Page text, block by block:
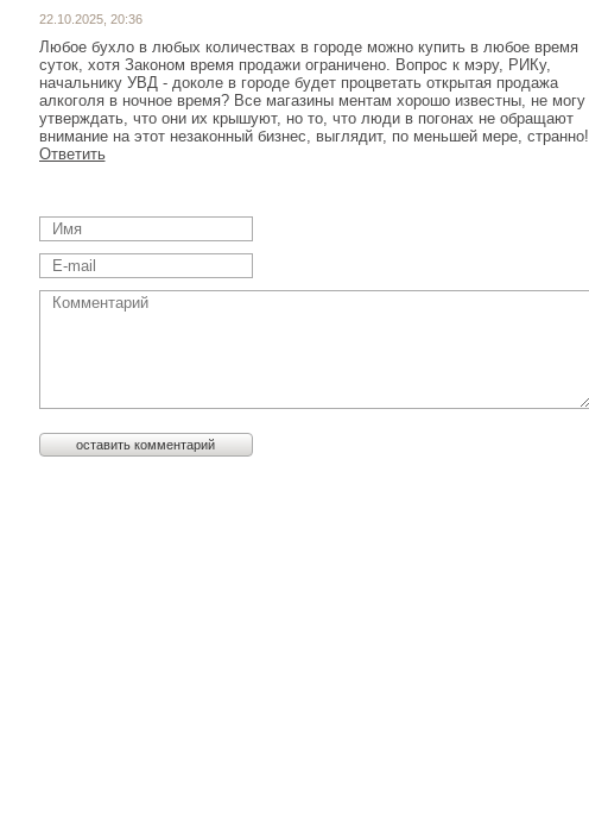
22.10.2025, 20:36
Любое бухло в любых количествах в городе можно купить в любое время
суток, хотя Законом время продажи ограничено. Вопрос к мэру, РИКу,
начальнику УВД - доколе в городе будет процветать открытая продажа
алкоголя в ночное время? Все магазины ментам хорошо известны, не могу
утверждать, что они их крышуют, но то, что люди в погонах не обращают
внимание на этот незаконный бизнес, выглядит, по меньшей мере, странно!
Ответить